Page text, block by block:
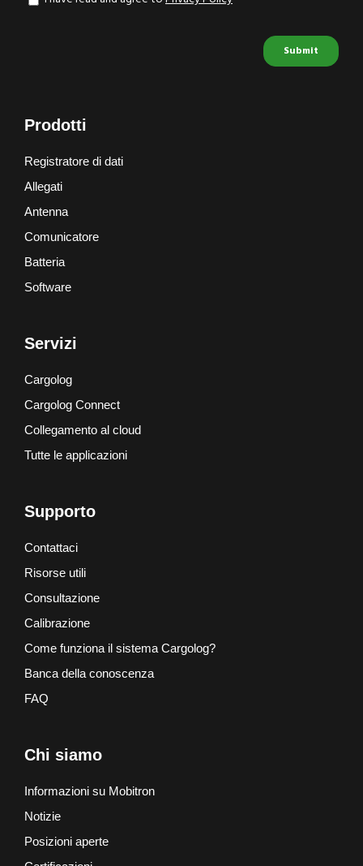
Prodotti
Registratore di dati
Allegati
Antenna
Comunicatore
Batteria
Software
Servizi
Cargolog
Cargolog Connect
Collegamento al cloud
Tutte le applicazioni
Supporto
Contattaci
Risorse utili
Consultazione
Calibrazione
Come funziona il sistema Cargolog?
Banca della conoscenza
FAQ
Chi siamo
Informazioni su Mobitron
Notizie
Posizioni aperte